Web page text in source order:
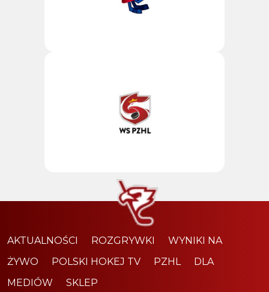
AKTUALNOŚCI ROZGRYWKI
WYNIKI NA
ŻYWO
POLSKI HOKEJ TV PZHL
DLA
MEDIÓW
SKLEP